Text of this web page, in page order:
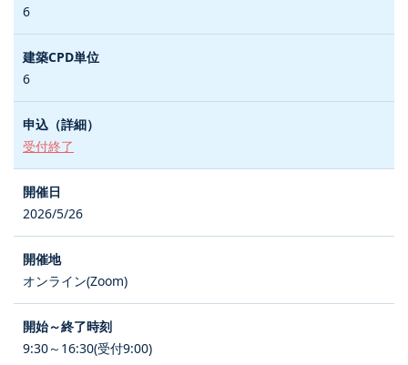
6
6
受付終了
2026/5/26
オンライン(Zoom)
9:30～16:30(受付9:00)